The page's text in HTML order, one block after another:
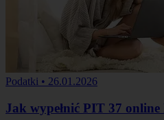
Podatki • 26.01.2026
Jak wypełnić PIT 37